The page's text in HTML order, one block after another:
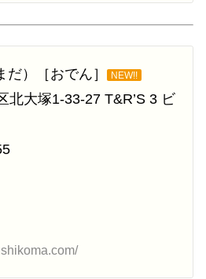
だ）［おでん］ NEW!!
北大塚1-33-27 T&R’S 3 ビ